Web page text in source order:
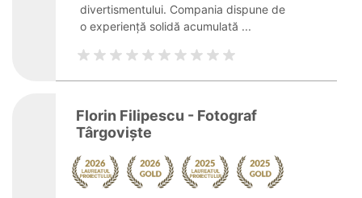
divertismentului. Compania dispune de
o experiență solidă acumulată ...
Florin Filipescu - Fotograf
Târgoviște